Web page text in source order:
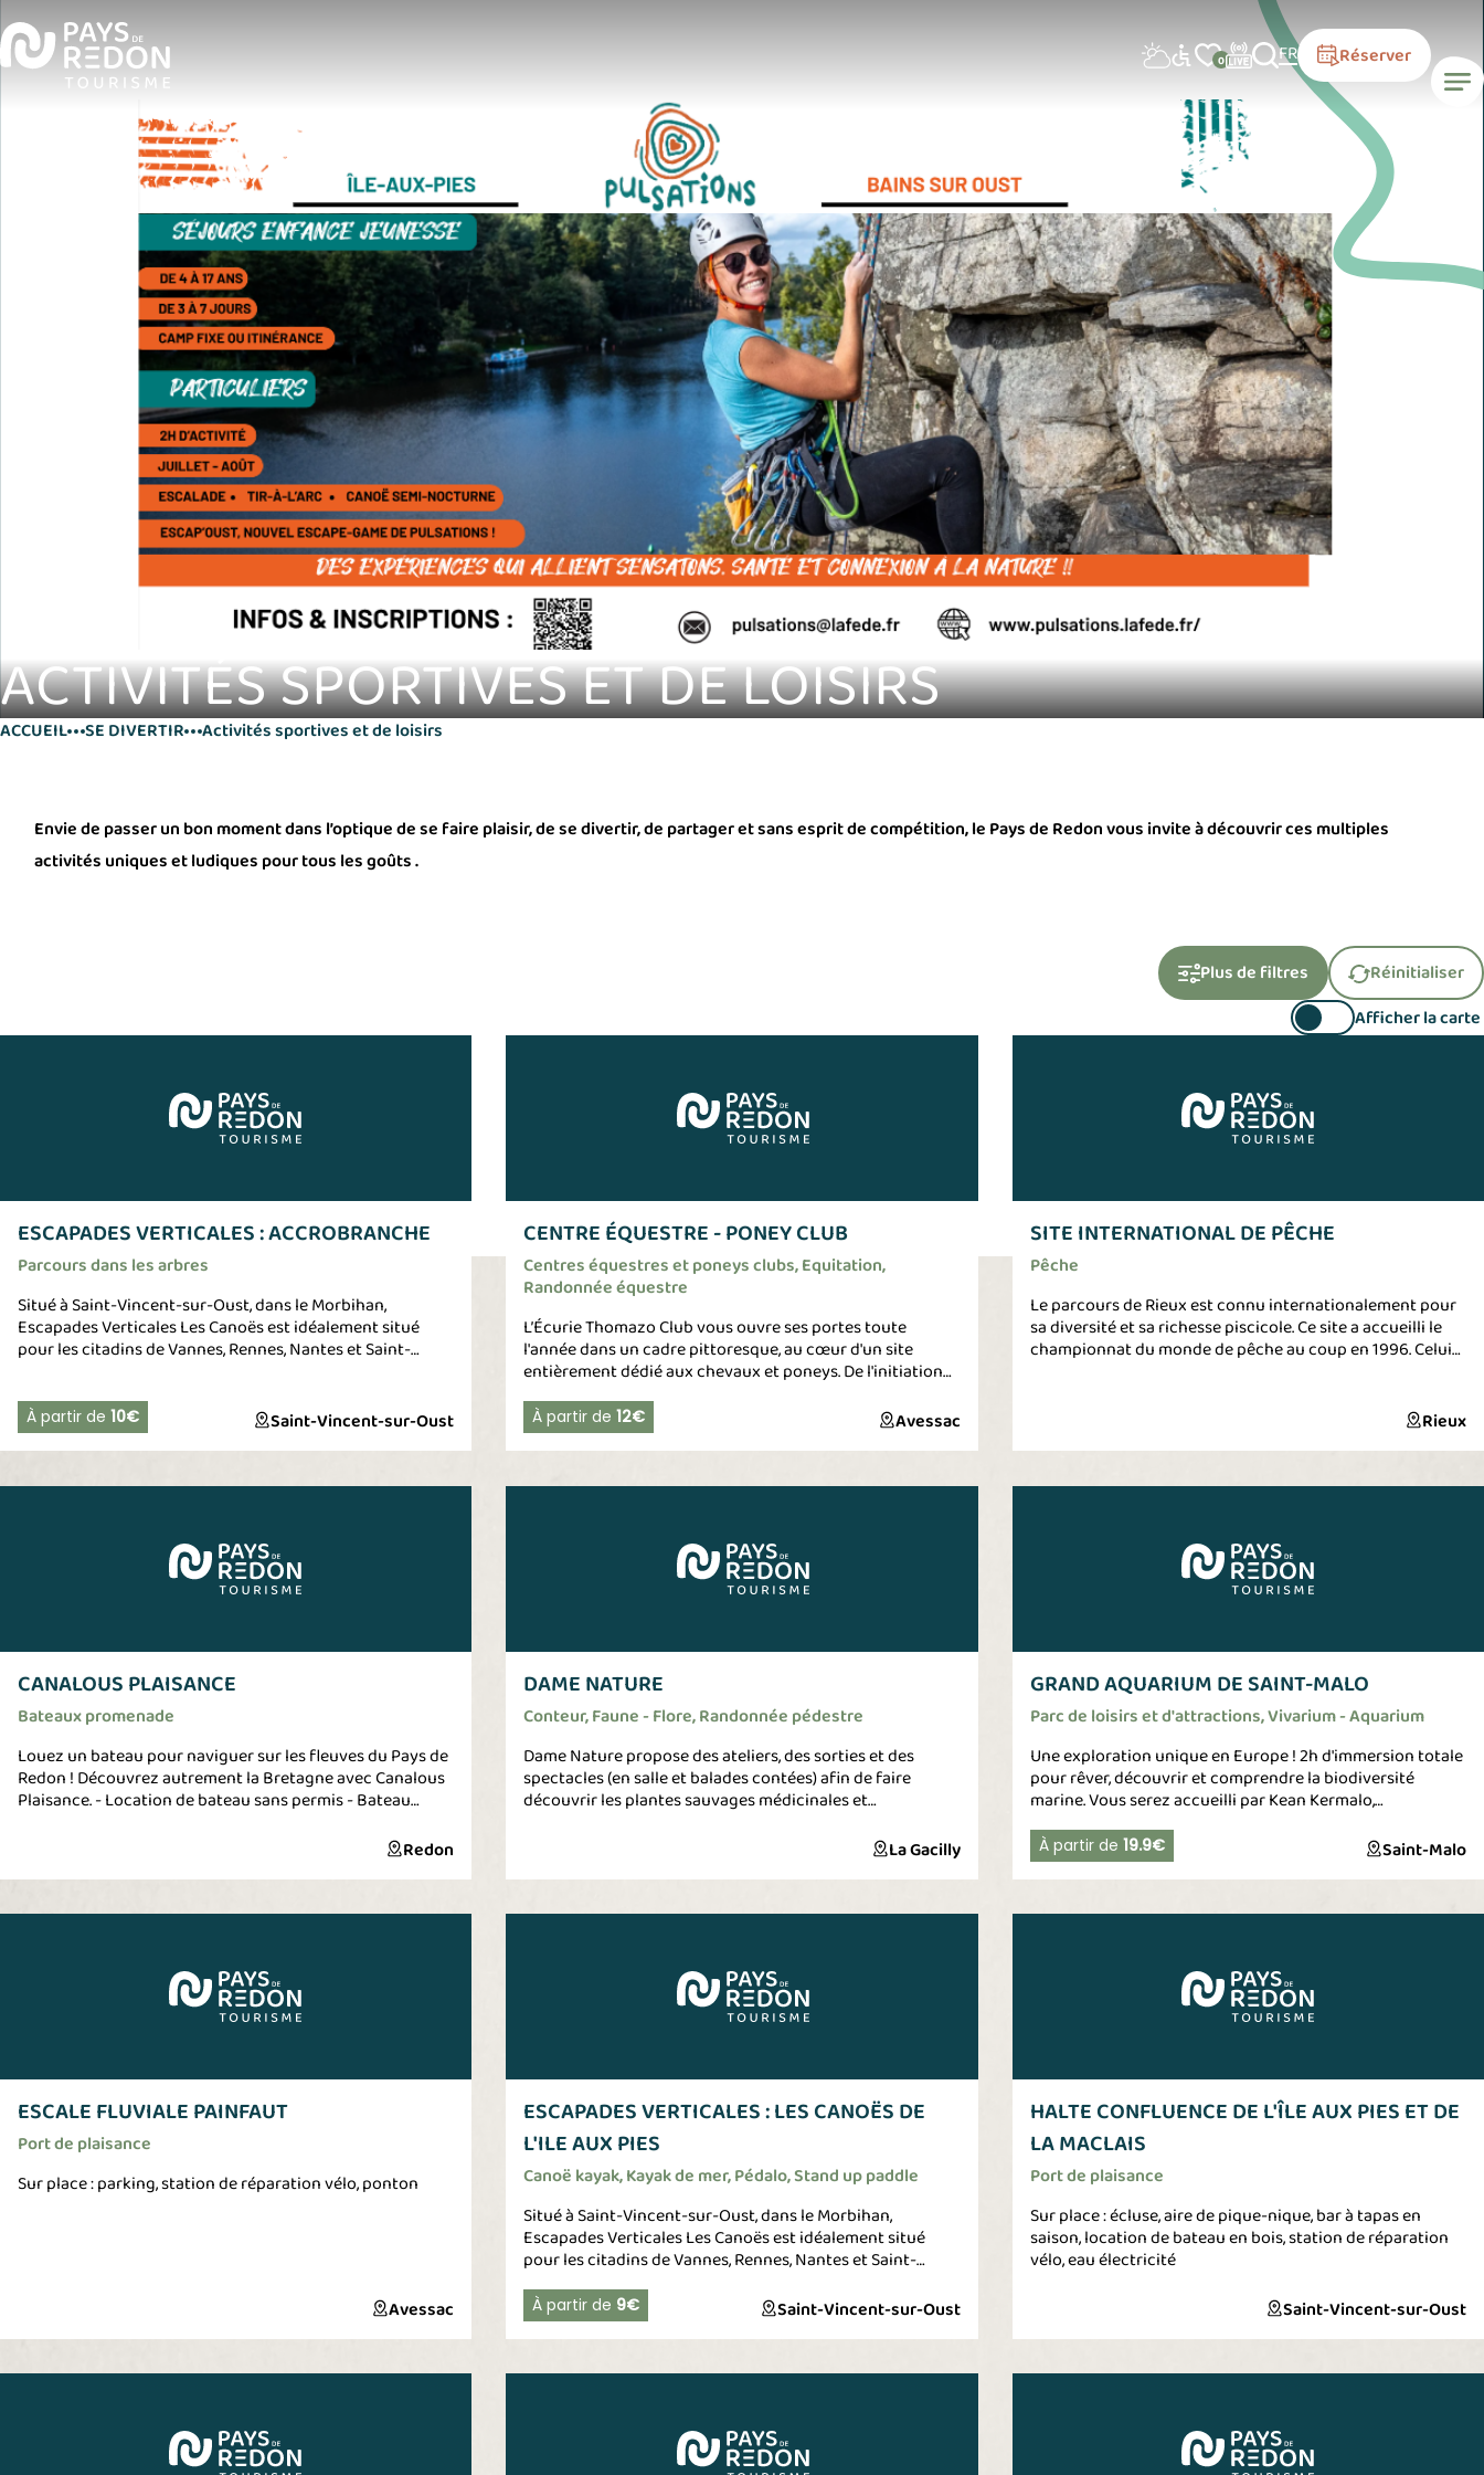
0 FR Réserver
ACTIVITÉS SPORTIVES ET DE LOISIRS
ACCUEIL SE DIVERTIR Activités sportives et de loisirs
Envie de passer un bon moment dans l’optique de se faire plaisir, de se divertir, de partager et sans esprit de compétition, le Pays de Redon vous invite à découvrir ces multiples
activités uniques et ludiques pour tous les goûts .
Plus de filtres
Réinitialiser
Afficher la carte
ESCAPADES VERTICALES : ACCROBRANCHE
Parcours dans les arbres
Situé à Saint-Vincent-sur-Oust, dans le Morbihan,
Escapades Verticales Les Canoës est idéalement situé
pour les citadins de Vannes, Rennes, Nantes et Saint-
pagayer sur les rivières du pays de Redon (l'Oust, l'Aff, le
canal de Nantes à Brest) et profitez de cette rencontre de
rivières pour faire des boucles. Balades autours des îles,
les marais, l'Oust, le canal de Nantes à Brest, vers Glénac,
La Gacilly, Bains sur Oust, Peillac... Embarquez en groupe
kayaks ; en location à la 1/2 journée, journée, week-end ;
dans le grand site naturel de la Vallée de l'Oust, à l' île aux
Pies, sur la rive morbihannaise. Nouveau : location de
14h00 ou 14h et 18h - Journée : entre 10h et 18h
À partir de 10€ Saint-Vincent-sur-Oust
CENTRE ÉQUESTRE - PONEY CLUB
Centres équestres et poneys clubs, Equitation,
Randonnée équestre
L’Écurie Thomazo Club vous ouvre ses portes toute
l'année dans un cadre pittoresque, au cœur d'un site
entièrement dédié aux chevaux et poneys. De l'initiation
(dès 2 ans) à la compétition, nos moniteurs vous
accompagnent à la découverte d'un sport unique, au
contact de l'animal, et soutiennent vos projets sportifs.
Plaisir, nature et sport, une parfaite combinaison pour
100% de satisfaction ! Centre équestre labellisé : Label
Cours d'équitation dès 2 ans, Randonnées et promenades
à cheval ou à poney, Ethologie, Voltige équestre,
Compétition , Passage de galops
À partir de12€ Avessac
SITE INTERNATIONAL DE PÊCHE
Pêche
Le parcours de Rieux est connu internationalement pour
sa diversité et sa richesse piscicole. Ce site a accueilli le
championnat du monde de pêche au coup en 1996. Celui
Rieux
CANALOUS PLAISANCE
Bateaux promenade
Louez un bateau pour naviguer sur les fleuves du Pays de
Redon ! Découvrez autrement la Bretagne avec Canalous
Plaisance. - Location de bateau sans permis - Bateau
Redon
DAME NATURE
Conteur, Faune - Flore, Randonnée pédestre
Dame Nature propose des ateliers, des sorties et des
spectacles (en salle et balades contées) afin de faire
découvrir les plantes sauvages médicinales et
spectacles, Dame Nature propose une autre approche de
la botanique : plus poétique, plus ludique. Dans les ateliers
et sorties, une part belle est laissée à la pratique.
La Gacilly
GRAND AQUARIUM DE SAINT-MALO
Parc de loisirs et d'attractions, Vivarium - Aquarium
Une exploration unique en Europe ! 2h d'immersion totale
pour rêver, découvrir et comprendre la biodiversité
marine. Vous serez accueilli par Kean Kermalo,
océanographe qui vous fera découvrir ses collections
animalières (10 000 poissons et coraux répartis en
espèces) à travers univers représentants les mers et
océans du monde. Vous pourrez admirer requins, raies,
tortues.. Dans sa grotte sous-marine, une expérience à
Expédition Nautibus. Vous descendrez à 300m de
profondeur grâce à un simulateur puis vous embarquerez
dans des petits sous-marins pour une grâce
À partir de 19.9€ Saint-Malo
ESCALE FLUVIALE PAINFAUT
Port de plaisance
Sur place : parking, station de réparation vélo, ponton
Avessac
ESCAPADES VERTICALES : LES CANOËS DE
L'ILE AUX PIES
Canoë kayak, Kayak de mer, Pédalo, Stand up paddle
Situé à Saint-Vincent-sur-Oust, dans le Morbihan,
Escapades Verticales Les Canoës est idéalement situé
pour les citadins de Vannes, Rennes, Nantes et Saint-
Nazaire qui veulent respirer le grand air ! D'avril à octobre,
pagayer sur les rivières du pays de Redon (l'Oust, l'Aff, le
canal de Nantes à Brest) et profitez de cette rencontre de
rivières pour faire des boucles. Balades autours des îles,
les marais, l'Oust, le canal de Nantes à Brest, vers Glénac,
famille ou entre amis 10 et 6 places, canoës 2 et 3 places,
kayaks ; en location à la 1/2 journée, journée, week-end ;
À partir de 9€ Saint-Vincent-sur-Oust
HALTE CONFLUENCE DE L'ÎLE AUX PIES ET DE
LA MACLAIS
Port de plaisance
Sur place : écluse, aire de pique-nique, bar à tapas en
saison, location de bateau en bois, station de réparation
vélo, eau électricité
Saint-Vincent-sur-Oust